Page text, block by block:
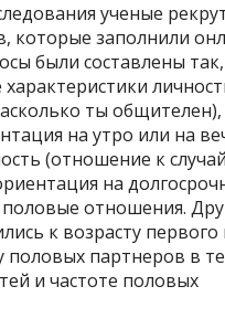
ученые
которые заполнили
были составлены
ты общителен),
на утро или на
(отношение к
на
отношения.
к возрасту
половых партнеров в
и частоте половых